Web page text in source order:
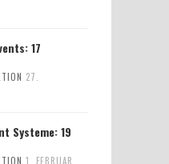
17
27.
Systeme: 19
1. FEBRUAR